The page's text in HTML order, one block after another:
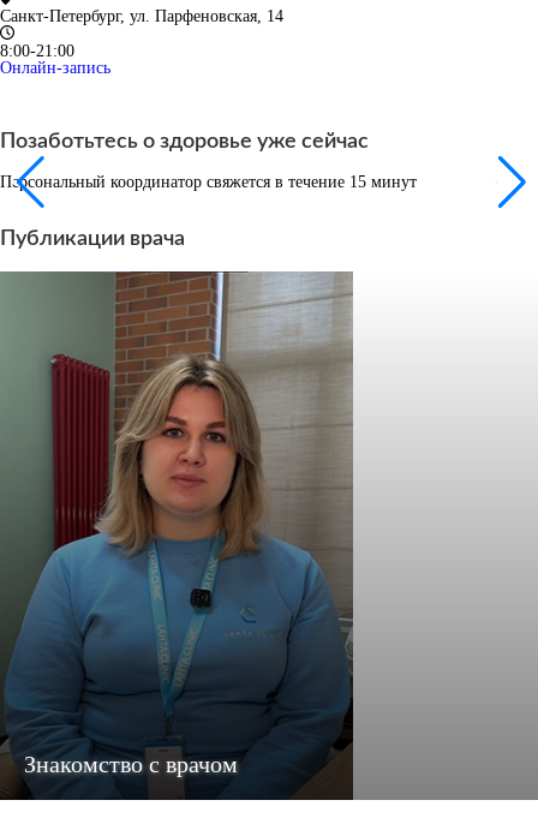
Санкт-Петербург, ул. Парфеновская, 14
8:00-21:00
Онлайн-запись
Позаботьтесь о здоровье уже сейчас
Персональный координатор свяжется в течение 15 минут
Публикации врача
Знакомство с врачом